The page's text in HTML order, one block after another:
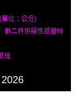
位：公分)
假二件併接性感蕾絲
佳